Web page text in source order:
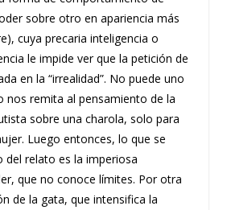
sobre otro en apariencia más
cuya precaria inteligencia o
le impide ver que la petición de
en la “irrealidad”. No puede uno
nos remita al pensamiento de la
sobre una charola, solo para
Luego entonces, lo que se
del relato es la imperiosa
que no conoce límites. Por otra
de la gata, que intensifica la